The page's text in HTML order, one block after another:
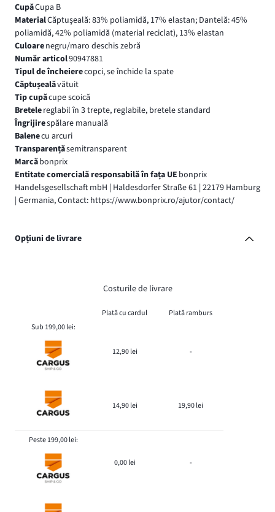
CupăCupa B
MaterialCăptuşeală: 83% poliamidă, 17% elastan; Dantelă: 45%
poliamidă, 42% poliamidă (material reciclat), 13% elastan
Culoarenegru/maro deschis zebră
Număr articol90947881
Tipul de încheierecopci, se închide la spate
Căptușealăvătuit
Tip cupăcupe scoică
Bretelereglabil în 3 trepte, reglabile, bretele standard
Îngrijirespălare manuală
Balenecu arcuri
Transparențăsemitransparent
Marcăbonprix
Entitate comercială responsabilă în fața UE bonprix
Handelsgesellschaft mbH | Haldesdorfer Straße 61 | 22179 Hamburg
| Germania, Contact: https://www.bonprix.ro/ajutor/contact/
Opțiuni de livrare
Costurile de livrare
Plată cu cardul
Plată ramburs
Sub 199,00 lei:
12,90 lei -
14,90 lei 19,90 lei
Peste 199,00 lei:
0,00 lei -